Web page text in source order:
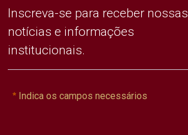
Inscreva-se para receber nossas
notícias e informações
institucionais.
Indica os campos necessários